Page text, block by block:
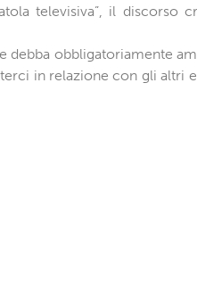
televisiva”, il discorso
obbligatoriamente
in relazione con gli altri